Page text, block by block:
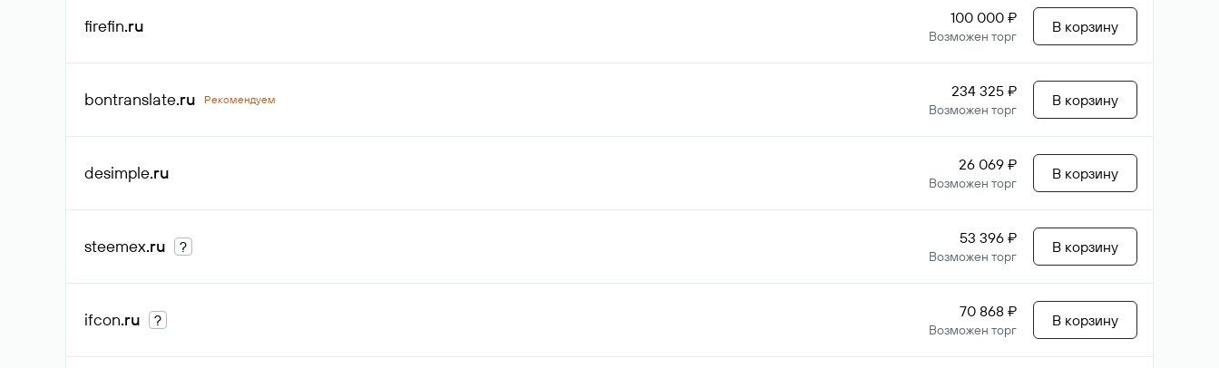
firefin.ru 100 000 ₽
Возможен торг
В корзину
bontranslate.ru Рекомендуем 234 325 ₽
Возможен торг
В корзину
desimple.ru 26 069 ₽
Возможен торг
В корзину
steemex.ru ? 53 396 ₽
Возможен торг
В корзину
ifcon.ru ? 70 868 ₽
Возможен торг
В корзину